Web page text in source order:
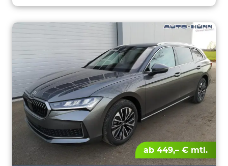
ab 449,– € mtl.